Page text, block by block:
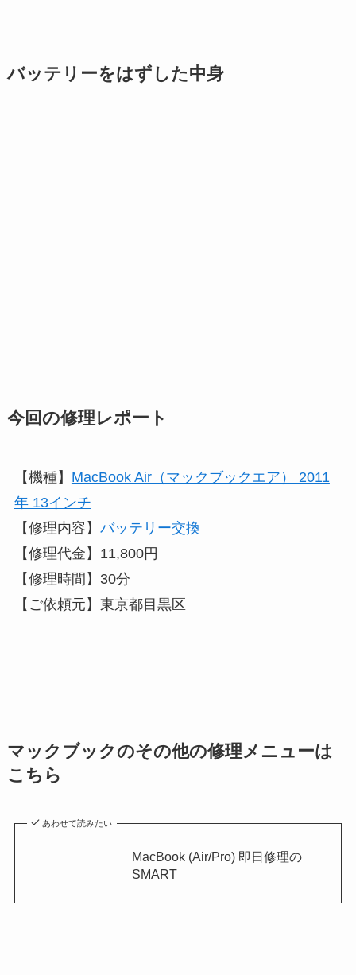
バッテリーをはずした中身
今回の修理レポート
【機種】 MacBook Air（マックブックエア） 2011
年 13インチ
【修理内容】 バッテリー交換
【修理代金】11,800円
【修理時間】30分
【ご依頼元】東京都目黒区
マックブックのその他の修理メニューは
こちら
あわせて読みたい
MacBook (Air/Pro) 即日修理の
SMART